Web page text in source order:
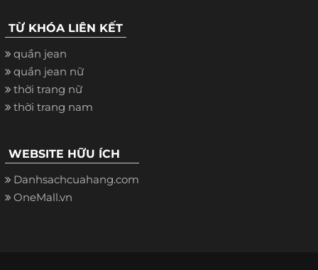
TỪ KHÓA LIÊN KẾT
quần jean
quần jean nữ
thời trang nữ
thời trang nam
WEBSITE HỮU ÍCH
Danhsachcuahang.com
OneMall.vn